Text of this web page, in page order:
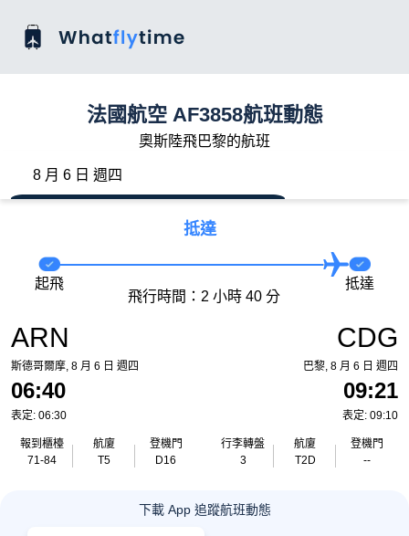
法國航空 AF3858航班動態
奧斯陸飛巴黎的航班
8 月 6 日 週四
抵達
ARN
斯德哥爾摩, 8 月 6 日 週四
06:40
表定: 06:30
報到櫃檯
71-84
航廈
T5
登機門
D16
起飛
飛行時間：2 小時 40 分
抵達
CDG
巴黎, 8 月 6 日 週四
09:21
表定: 09:10
行李轉盤
3
航廈
T2D
登機門
--
下載 App 追蹤航班動態